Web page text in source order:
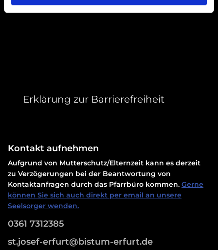
Erklärung zur Barrierefreiheit
Kontakt aufnehmen
Aufgrund von Mutterschutz/Elternzeit kann es derzeit
zu Verzögerungen bei der Beantwortung von
Kontaktanfragen durch das Pfarrbüro kommen. Gerne
können Sie sich auch direkt per email an unsere
Seelsorger wenden.
0361 7312385
st.josef-erfurt@bistum-erfurt.de